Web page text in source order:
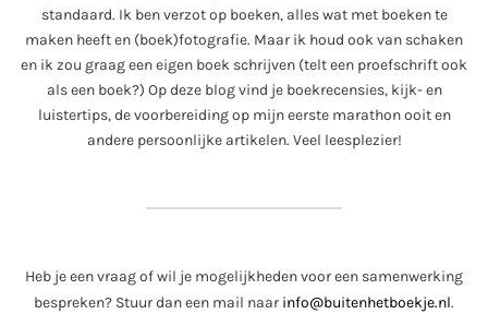
standaard. Ik ben verzot op boeken, alles wat met boeken te
maken heeft en (boek)fotografie. Maar ik houd ook van schaken
en ik zou graag een eigen boek schrijven (telt een proefschrift ook
als een boek?) Op deze blog vind je boekrecensies, kijk- en
luistertips, de voorbereiding op mijn eerste marathon ooit en
andere persoonlijke artikelen. Veel leesplezier!
Heb je een vraag of wil je mogelijkheden voor een samenwerking
bespreken? Stuur dan een mail naar info@buitenhetboekje.nl.